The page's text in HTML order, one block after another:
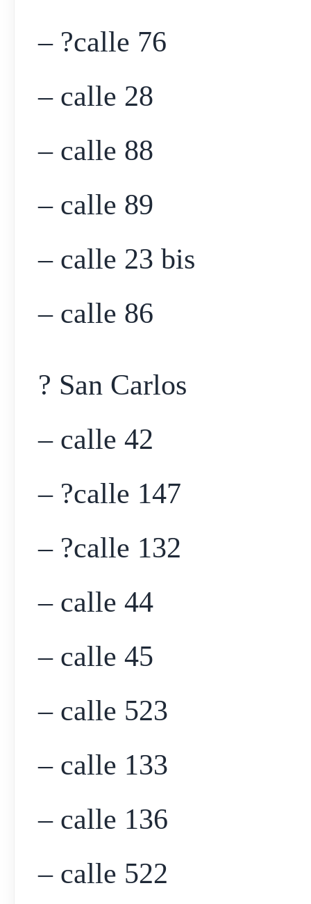
– ?calle 76
– calle 28
– calle 88
– calle 89
– calle 23 bis
– calle 86
? San Carlos
– calle 42
– ?calle 147
– ?calle 132
– calle 44
– calle 45
– calle 523
– calle 133
– calle 136
– calle 522